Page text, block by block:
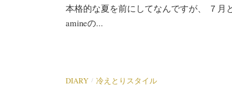
本格的な夏を前にしてなんですが、 ７月
amineの...
DIARY / 冷えとりスタイル